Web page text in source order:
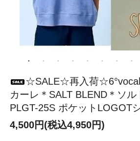
☆SALE☆再入荷
カーレ＊SALT BLEND＊ソ
PLGT-25S ポケットLOGOT
4,500円(税込4,950円)